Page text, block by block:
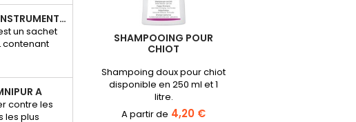
tests
HANNA INSTRUMENTS HI70007 - SOLUTION D'ÉTALONNAGE PH 7.01 POUR PH-MÈTRE ÉLECTRONIQUE
un sachet
contenant
d'un pH de
étalonner les
A
contre les
les plus
SHAMPOOING POUR
CHIOT
Shampoing doux pour chiot
disponible en 250 ml et 1
litre.
4,20 €